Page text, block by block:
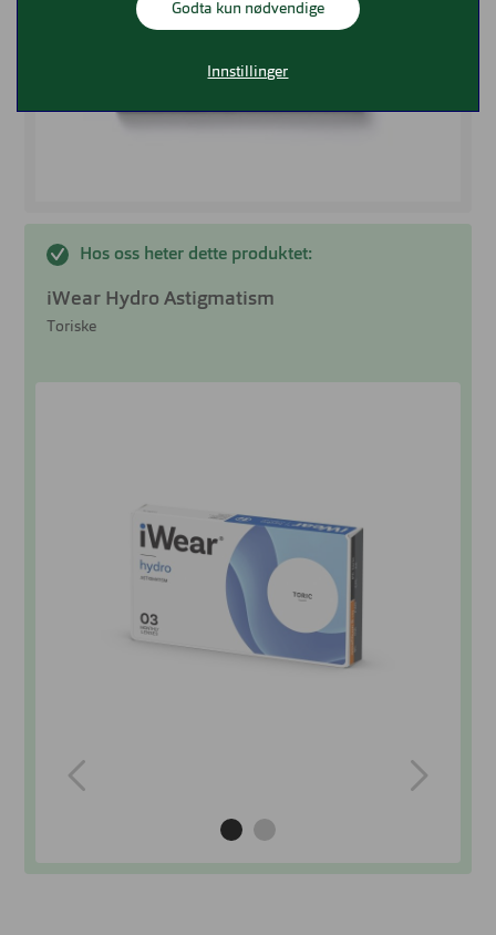
Hos oss heter dette produktet:
iWear Hydro Astigmatism
Toriske
Godta kun nødvendige
Innstillinger